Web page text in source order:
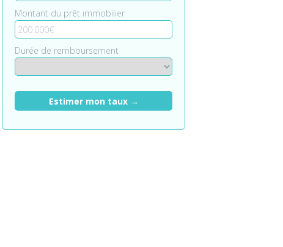
Montant du prêt immobilier
Durée de remboursement
Estimer mon taux →